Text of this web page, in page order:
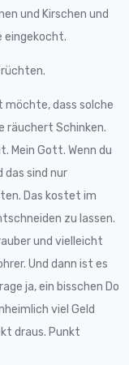
und Kirschen und
eingekocht.
möchte, dass solche
räuchert Schinken.
Mein Gott. Wenn du
das sind nur
Das kostet im
zu lassen.
und vielleicht
Und dann ist es
ja, ein bisschen Do
viel Geld
draus. Punkt